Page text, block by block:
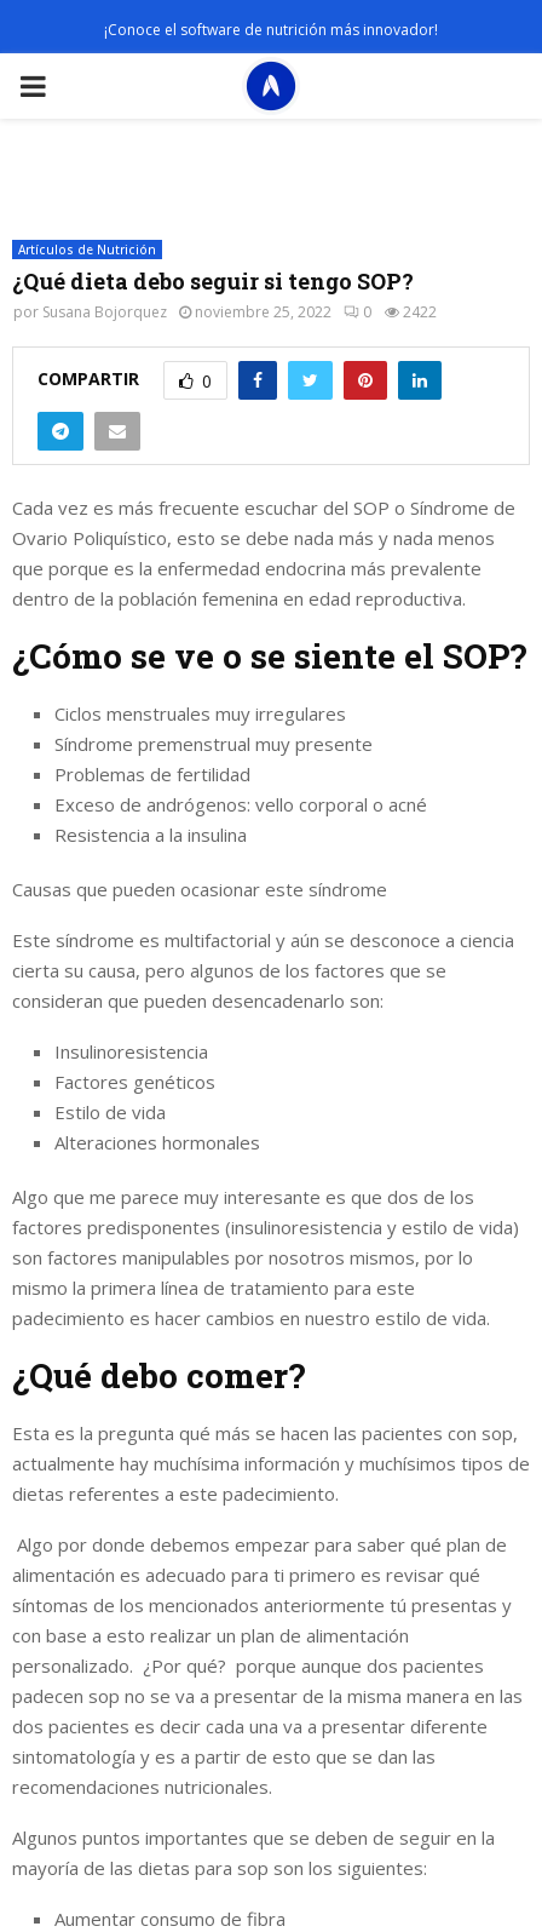
¡Conoce el software de nutrición más innovador!
PRIMARY
Artículos de Nutrición
¿Qué dieta debo seguir si tengo SOP?
por Susana Bojorquez noviembre 25, 2022 0 2422
COMPARTIR 0
Cada vez es más frecuente escuchar del SOP o Síndrome de
Ovario Poliquístico, esto se debe nada más y nada menos
que porque es la enfermedad endocrina más prevalente
dentro de la población femenina en edad reproductiva.
¿Cómo se ve o se siente el SOP?
Ciclos menstruales muy irregulares
Síndrome premenstrual muy presente
Problemas de fertilidad
Exceso de andrógenos: vello corporal o acné
Resistencia a la insulina
Causas que pueden ocasionar este síndrome
Este síndrome es multifactorial y aún se desconoce a ciencia
cierta su causa, pero algunos de los factores que se
consideran que pueden desencadenarlo son:
Insulinoresistencia
Factores genéticos
Estilo de vida
Alteraciones hormonales
Algo que me parece muy interesante es que dos de los
factores predisponentes (insulinoresistencia y estilo de vida)
son factores manipulables por nosotros mismos, por lo
mismo la primera línea de tratamiento para este
padecimiento es hacer cambios en nuestro estilo de vida.
¿Qué debo comer?
Esta es la pregunta qué más se hacen las pacientes con sop,
actualmente hay muchísima información y muchísimos tipos de
dietas referentes a este padecimiento.
Algo por donde debemos empezar para saber qué plan de
alimentación es adecuado para ti primero es revisar qué
síntomas de los mencionados anteriormente tú presentas y
con base a esto realizar un plan de alimentación
personalizado. ¿Por qué? porque aunque dos pacientes
padecen sop no se va a presentar de la misma manera en las
dos pacientes es decir cada una va a presentar diferente
sintomatología y es a partir de esto que se dan las
recomendaciones nutricionales.
Algunos puntos importantes que se deben de seguir en la
mayoría de las dietas para sop son los siguientes:
Aumentar consumo de fibra